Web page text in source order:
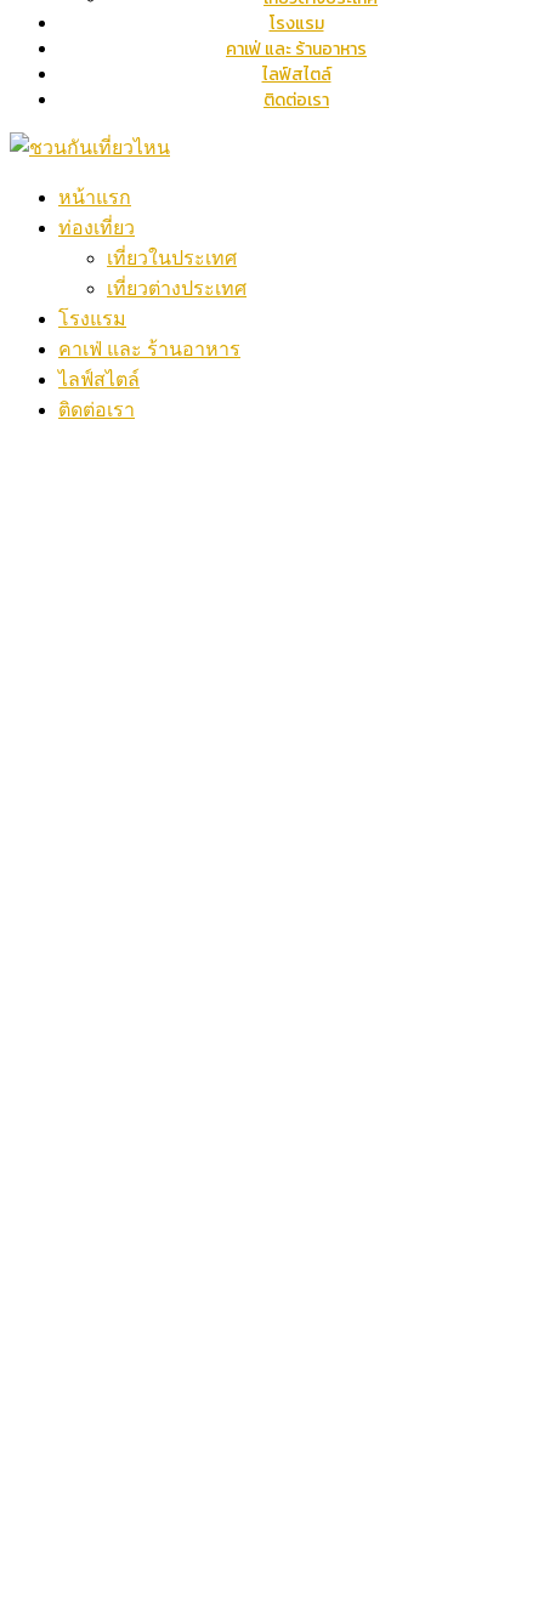
โรงแรม
คาเฟ่ และ ร้านอาหาร
ไลฟ์สไตล์
ติดต่อเรา
หน้าแรก
ท่องเที่ยว
เที่ยวในประเทศ
เที่ยวต่างประเทศ
โรงแรม
คาเฟ่ และ ร้านอาหาร
ไลฟ์สไตล์
ติดต่อเรา